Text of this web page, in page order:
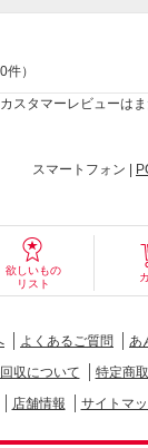
）
スタマーレビューはま
スマートフォン |
欲しいもの
リスト
よくあるご質問
あ
収について
特定商
店舗情報 サイトマ